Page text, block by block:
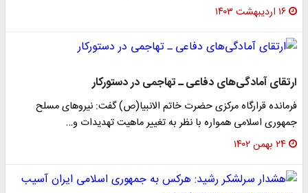
۱۶ اردیبهشت ۱۴۰۳
ارتقای آمادگی‌های دفاعی ـ تهاجمی در دستورکار
فرمانده قرارگاه مرکزی حضرت خاتم الانبیا(ص) گفت: نیروهای مسلح
جمهوری اسلامی همواره با نظر به تغییر ماهیت تهدیدات و…
۲۴ بهمن ۱۴۰۲